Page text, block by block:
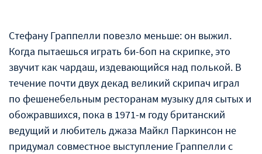
Стефану Граппелли повезло меньше: он выжил.
Когда пытаешься играть би-боп на скрипке, это
звучит как чардаш, издевающийся над полькой. В
течение почти двух декад великий скрипач играл
по фешенебельным ресторанам музыку для сытых и
обожравшихся, пока в 1971-м году британский
ведущий и любитель джаза Майкл Паркинсон не
придумал совместное выступление Граппелли с